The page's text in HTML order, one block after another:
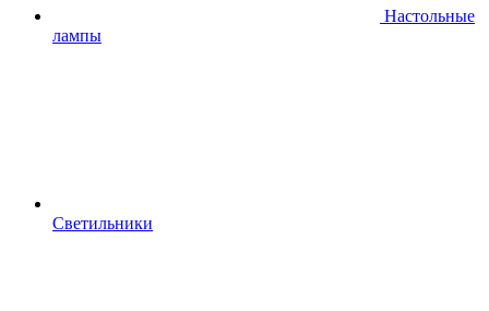
Настольные
лампы
Светильники